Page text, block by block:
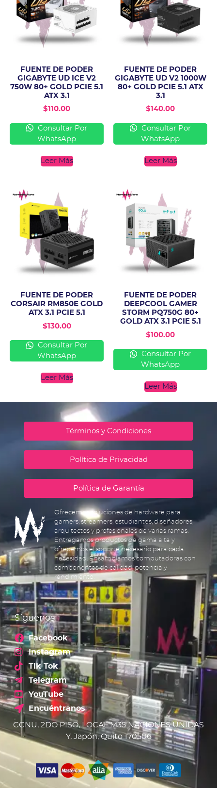
FUENTE DE PODER
GIGABYTE UD ICE V2
750W 80+ GOLD PCIE 5.1
ATX 3.1
$110.00
Consultar Por
WhatsApp
Leer Más
FUENTE DE PODER
GIGABYTE UD V2 1000W
80+ GOLD PCIE 5.1 ATX
3.1
$140.00
Consultar Por
WhatsApp
Leer Más
FUENTE DE PODER
CORSAIR RM850E GOLD
ATX 3.1 PCIE 5.1
$130.00
Consultar Por
WhatsApp
Leer Más
FUENTE DE PODER
DEEPCOOL GAMER
STORM PQ750G 80+
GOLD ATX 3.1 PCIE 5.1
$100.00
Consultar Por
WhatsApp
Leer Más
Términos y Condiciones
Política de Privacidad
Política de Garantía
Ofrecemos soluciones de hardware para
gamers, streamers, estudiantes, diseñadores,
arquitectos y profesionales de varias ramas.
Entregamos productos de gama alta y
ofrecemos el soporte necesario para cada
necesidad. Ensamblamos computadoras con
componentes de calidad, potencia y
rendimiento.
Síguenos
Facebook
Instagram
Tik Tok
Telegram
YouTube
Encuéntranos
CCNU, 2DO PISO, LOCAL M35 NACIONES UNIDAS
Y, Japón, Quito 170506